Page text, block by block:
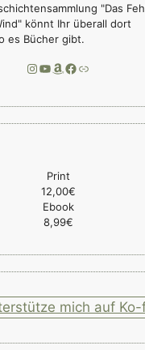
"Das
könnt Ihr überall dort
es Bücher gibt.
Instagram
YouTube
Amazon
Facebook
Link
Print
12,00€
Ebook
8,99€